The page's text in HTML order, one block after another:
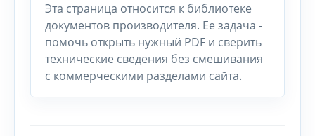
Эта страница относится к библиотеке
документов производителя. Ее задача -
помочь открыть нужный PDF и сверить
технические сведения без смешивания
с коммерческими разделами сайта.